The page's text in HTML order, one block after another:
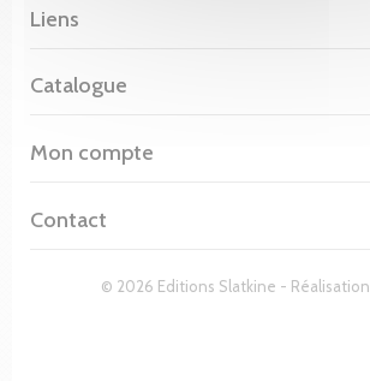
© 2026 Editions Slatkine - Réalisation
Liens
Catalogue
Mon compte
Contact